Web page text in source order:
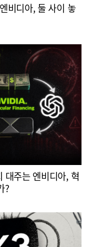
비디아, 둘 사이 놓
대주는 엔비디아, 혁
?